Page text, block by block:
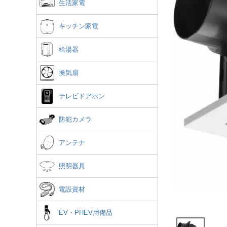
生活家電
キッチン家電
給湯器
換気扇
テレビドアホン
防犯カメラ
アンテナ
照明器具
電設資材
EV・PHEV用備品